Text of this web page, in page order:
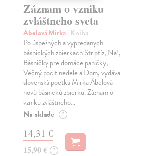
Záznam o vzniku
zvláštneho sveta
Ábelová Mirka| Kniha
Po úspešných a vypredaných
básnických zbierkach Striptíz, Na!,
Básničky pre domáce paničky,
Večný pocit nedele a Dom, vydáva
slovenská poetka Mirka Ábelová
novú básnickú zbierku. Záznam o
vzniku zvláštneho…
Na sklade ?
14,31 €
15,90 € ?